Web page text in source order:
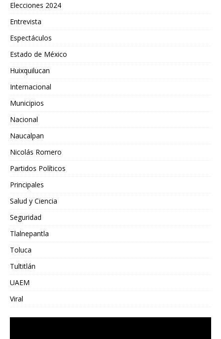
Elecciones 2024
Entrevista
Espectáculos
Estado de México
Huixquilucan
Internacional
Municipios
Nacional
Naucalpan
Nicolás Romero
Partidos Políticos
Principales
Salud y Ciencia
Seguridad
Tlalnepantla
Toluca
Tultitlán
UAEM
Viral